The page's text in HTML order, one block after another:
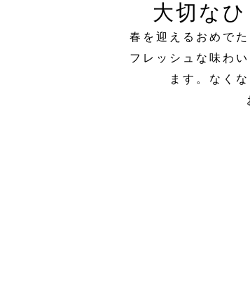
大切な
春を迎えるおめで
フレッシュな味わ
ます。なく